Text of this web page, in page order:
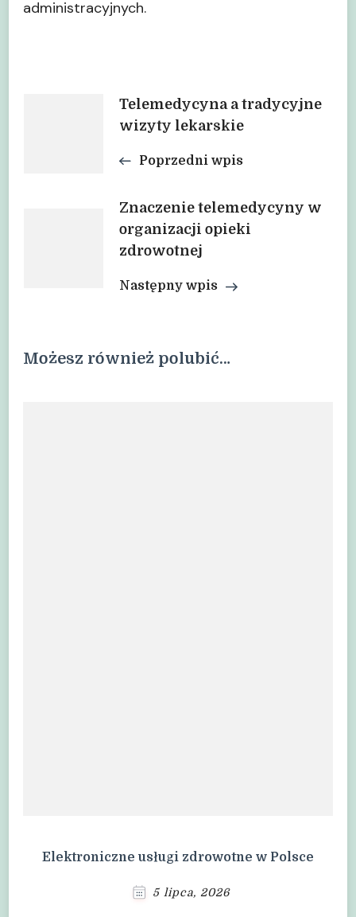
administracyjnych.
Nawigacja
wpisu
Telemedycyna a tradycyjne
wizyty lekarskie
Poprzedni wpis
Znaczenie telemedycyny w
organizacji opieki
zdrowotnej
Następny wpis
Możesz również polubić…
Elektroniczne usługi zdrowotne w Polsce
5 lipca, 2026